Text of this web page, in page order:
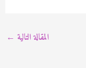
المقالة التالية ←